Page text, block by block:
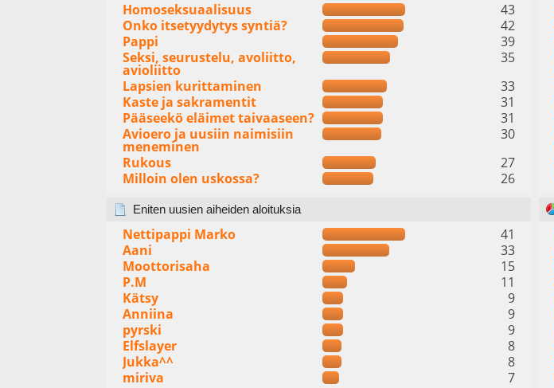
Homoseksuaalisuus
43
Onko itsetyydytys syntiä?
42
Pappi
39
Seksi, seurustelu, avoliitto,
avioliitto
35
Lapsien kurittaminen
33
Kaste ja sakramentit
31
Pääseekö eläimet taivaaseen?
31
Avioero ja uusiin naimisiin
meneminen
30
Rukous
27
Milloin olen uskossa?
26
Eniten uusien aiheiden aloituksia
Nettipappi Marko
41
Aani
33
Moottorisaha
15
P.M
11
Kätsy
9
Anniina
9
pyrski
9
Elfslayer
8
Jukka^^
8
miriva
7